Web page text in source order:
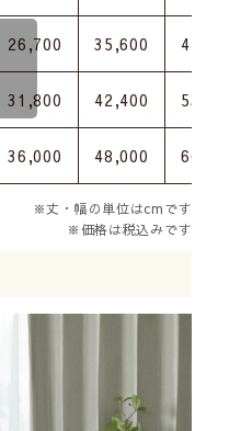
26,700 35,600 44,500
31,800 42,400 53,000
36,000 48,000 60,000
※丈・幅の単位はcmです
※価格は税込みです